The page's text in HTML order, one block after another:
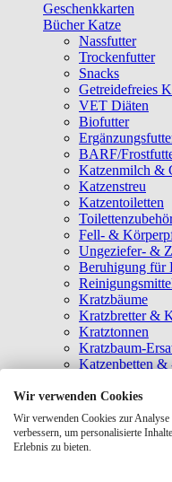
Geschenkkarten
Bücher Katze
Nassfutter
Trockenfutter
Snacks
Getreidefreies
VET Diäten
Biofutter
BARF/
Katzenmilch &
Katzenstreu
Katzentoiletten
Fell- &
Ungeziefer- &
Beruhigung für
Kratzbäume
Kratzbretter &
Kratztonnen
Kratzbaum-
Katzenbetten &
Katzenhäuser
Hängematten &
Katzendecken
Baldrian- &
Wir verwenden Cookies
Wir verwenden Cookies zur Analyse
verbessern, um personalisierte
Erlebnis zu bieten.